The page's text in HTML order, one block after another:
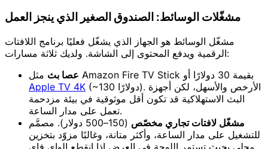
مشغّلات الوسائط: الصندوق الصغير الذي ينجز العمل
مشغّل الوسائط هو الجهاز الذي يشغّل فعليًا برنامج اللافتات
الرقمية ويدفع المحتوى إلى الشاشة. ولديك ثلاثة مسارات:
عصا بث
مثل Amazon Fire TV Stick بقيمة 30 دولارًا أو
Apple TV 4K (~130 دولارًا). الأرخص والأسهل، لكن أجهزة
البث الاستهلاكية قد تكون أقل موثوقية في بيئة مزدحمة
تعمل على مدار الساعة.
مشغّل لافتات تجاري مخصّص
(150–500 دولار). مصمَّم
للتشغيل على مدار الساعة، وأكثر متانة، وغالبًا مزوّد بتخزين
محلي بحيث تستمر اللوحة في العرض إذا انقطع الواي فاي